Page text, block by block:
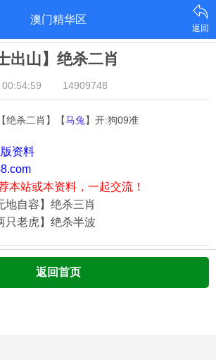
澳门精华区
返回
出山】绝杀二肖
14909748
绝杀二肖】【马兔 】开:狗09准
资料
本站或本资料，一起交流！
地自容】绝杀三肖
只老虎】绝杀半波
返回首页